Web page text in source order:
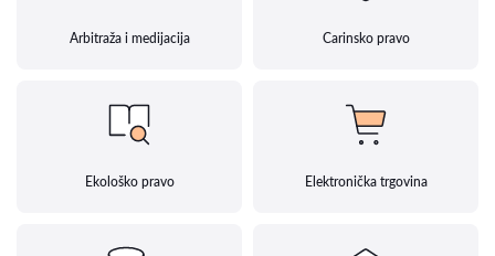
Arbitraža i medijacija Carinsko pravo
Ekološko pravo Elektronička trgovina